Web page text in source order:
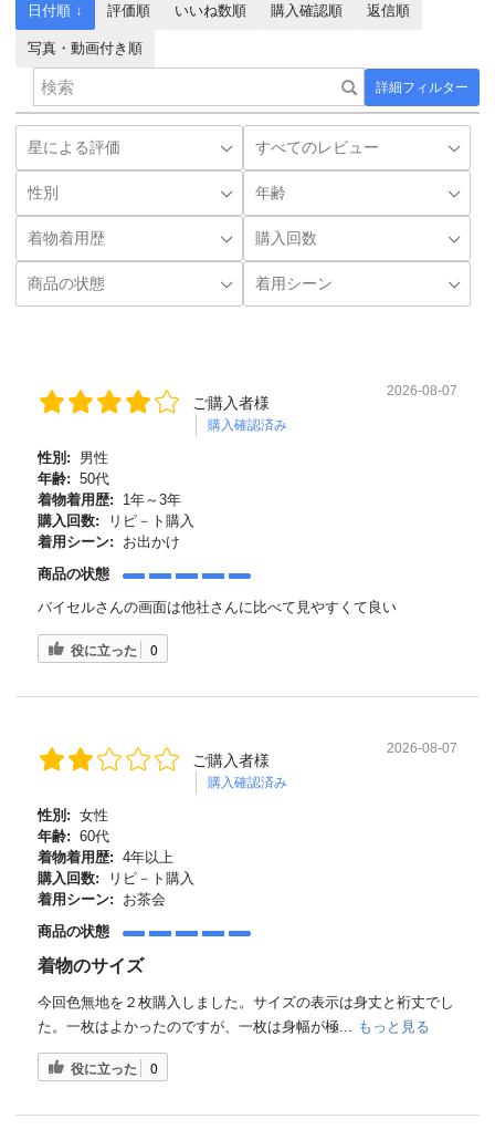
詳細フィルター
日付順 ↓ 評価順 いいね数順 購入確認順 返信順
写真・動画付き順
ご購入者様
購入確認済み
2026-08-07
性別:
男性
年齢: 50代
着物着用歴:
1年～3年
購入回数:
リピ－ト購入
着用シーン:
お出かけ
商品の状態
バイセルさんの画面は他社さんに比べて見やすくて良い
役に立った 0
ご購入者様
購入確認済み
2026-08-07
性別: 女性
年齢: 60代
着物着用歴: 4年以上
購入回数:
リピ－ト購入
着用シーン:
お茶会
商品の状態
着物のサイズ
今回色無地を２枚購入しました。サイズの表示は身丈と裄丈でし
た。一枚はよかったのですが、一枚は身幅が極...
もっと見る
役に立った 0